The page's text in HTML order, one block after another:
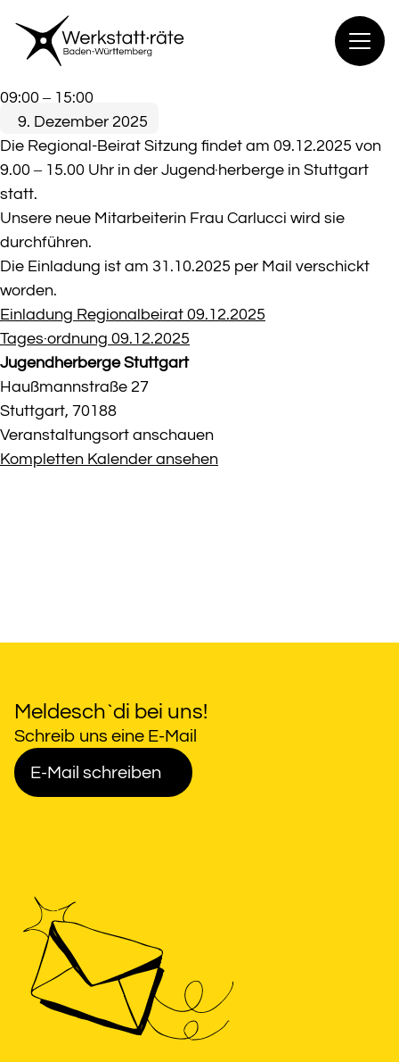
Inhalt
springen
Regional-
Beirat
Sitzung
09:00 – 15:00
9. Dezember 2025
Die Regional-Beirat Sitzung findet am 09.12.2025 von
9.00 – 15.00 Uhr in der Jugend·herberge in Stuttgart
statt.
Unsere neue Mitarbeiterin Frau Carlucci wird sie
durchführen.
Die Einladung ist am 31.10.2025 per Mail verschickt
worden.
Einladung Regionalbeirat 09.12.2025
Tages·ordnung 09.12.2025
Jugendherberge Stuttgart
Haußmannstraße 27
Stuttgart, 70188
Veranstaltungsort anschauen
Kompletten Kalender ansehen
Meldesch`di bei uns!
Schreib uns eine E-Mail
E-Mail schreiben